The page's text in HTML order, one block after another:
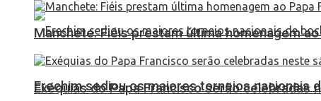
Erechim sediou os maiores torneios nacionais
Manchete: Fiéis prestam última homenagem
Exéquias do Papa Francisco serão celebradas